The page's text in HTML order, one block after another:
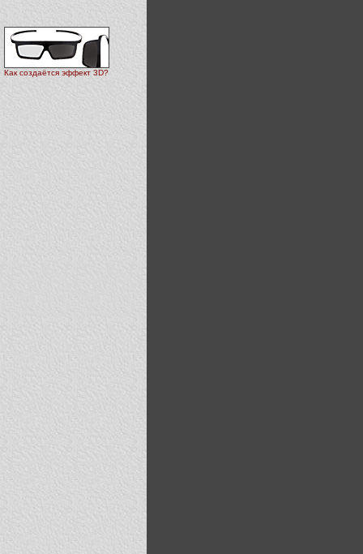
Как создаётся эффект 3D?